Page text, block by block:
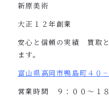
新原美術
大正１２年創業
安心と信頼の実績 買取
ます。
富山県高岡市鴨島町４０ −
営業時間 ９：００〜１